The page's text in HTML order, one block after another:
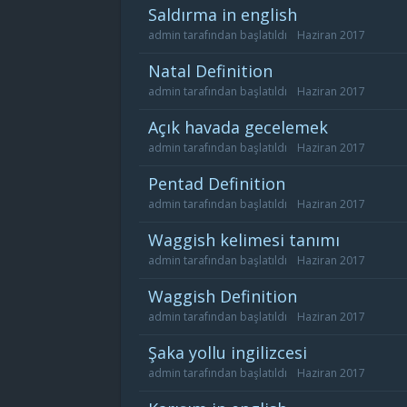
saldırma in english
admin tarafından başlatıldı Haziran 2017
natal Definition
admin tarafından başlatıldı Haziran 2017
açık havada gecelemek
admin tarafından başlatıldı Haziran 2017
pentad Definition
admin tarafından başlatıldı Haziran 2017
waggish kelimesi tanımı
admin tarafından başlatıldı Haziran 2017
waggish Definition
admin tarafından başlatıldı Haziran 2017
şaka yollu ingilizcesi
admin tarafından başlatıldı Haziran 2017